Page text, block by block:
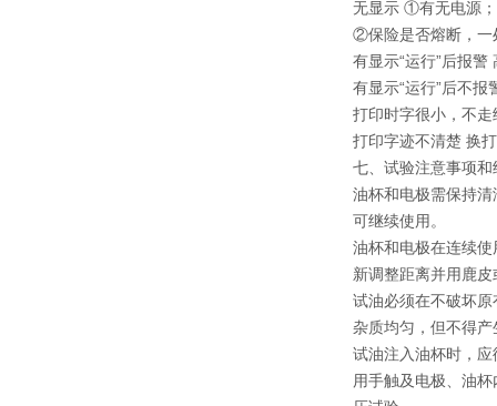
无显示 ①有无电源；
②保险是否熔断，一
有显示“运行”后报
有显示“运行”后不
打印时字很小，不
打印字迹不清楚 换
七、试验注意事项和
油杯和电极需保持
可继续使用。
油杯和电极在连续
新调整距离并用鹿
试油必须在不破坏
杂质均匀，但不得
试油注入油杯时，
用手触及电极、油